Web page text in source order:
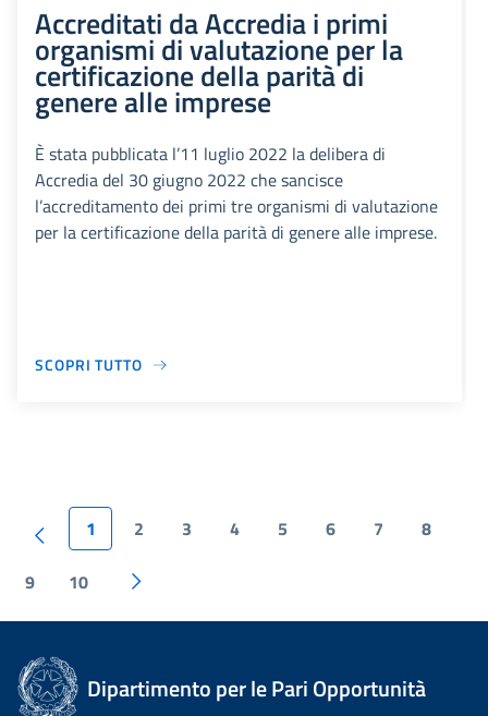
Accreditati da Accredia i primi
organismi di valutazione per la
certificazione della parità di
genere alle imprese
È stata pubblicata l’11 luglio 2022 la delibera di
Accredia del 30 giugno 2022 che sancisce
l’accreditamento dei primi tre organismi di valutazione
per la certificazione della parità di genere alle imprese.
SCOPRI TUTTO
1 2 3 4 5 6 7 8
9 10
Dipartimento per le Pari Opportunità